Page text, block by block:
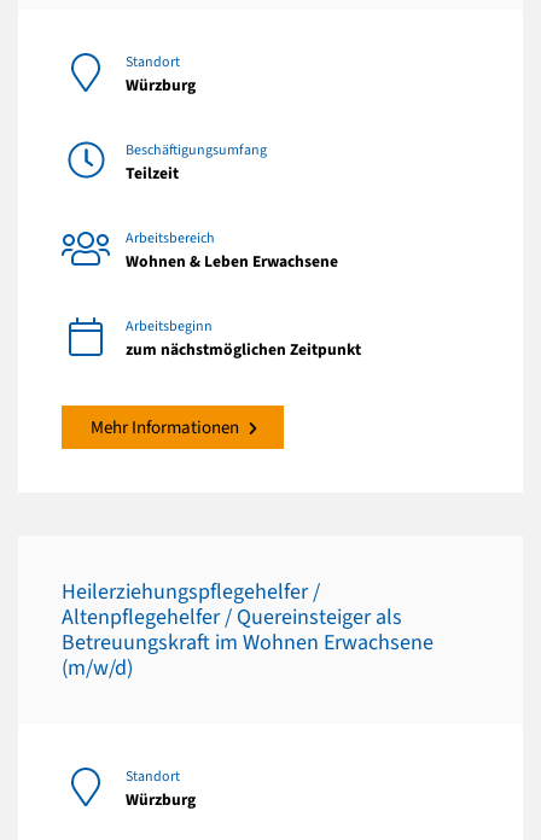
Standort
Würzburg
Beschäftigungsumfang
Teilzeit
Arbeitsbereich
Wohnen & Leben Erwachsene
Arbeitsbeginn
zum nächstmöglichen Zeitpunkt
Mehr Informationen
Heilerziehungspflegehelfer /
Altenpflegehelfer / Quereinsteiger als
Betreuungskraft im Wohnen Erwachsene
(m/w/d)
Standort
Würzburg